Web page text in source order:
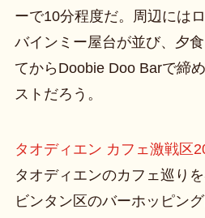
ーで10分程度だ。周辺には
バインミー屋台が並び、夕
てからDoobie Doo Barで締
ストだろう。
タオディエン カフェ激戦区
タオディエンのカフェ巡り
ビンタン区のバーホッピン